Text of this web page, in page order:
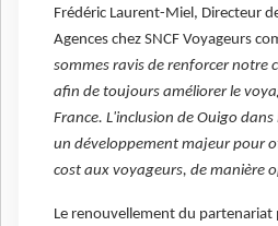
Frédéric Laurent-Miel, Directeur
Agences chez SNCF Voyageurs
sommes ravis de renforcer notre
afin de toujours améliorer le
France. L'inclusion de Ouigo dans
un développement majeur pour
cost aux voyageurs, de manière
Le renouvellement du